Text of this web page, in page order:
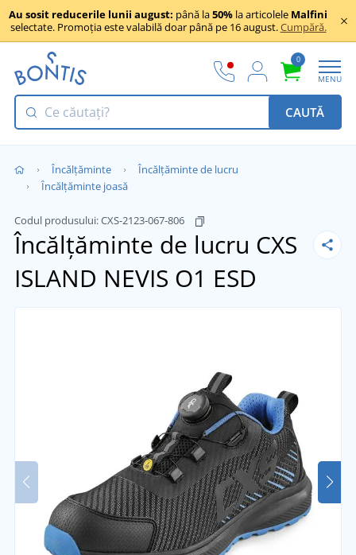
Au sosit reducerile lunii august: până la50% la articolele Malfini
selectate. Promoția este valabilă doar până pe 16 august.Cumpără.
0
MENU
CAUTĂ
Încălţăminte
Încălțăminte de lucru
Încălțăminte joasă
Codul produsului:CXS-2123-067-806
Încălțăminte de lucru CXS
ISLAND NEVIS O1 ESD